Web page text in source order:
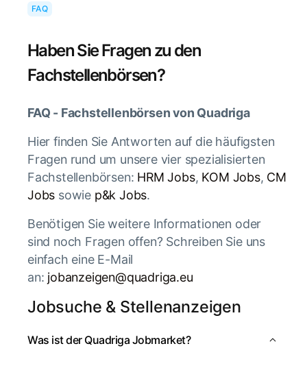
FAQ
Haben Sie Fragen zu den
Fachstellenbörsen?
FAQ - Fachstellenbörsen von Quadriga
Hier finden Sie Antworten auf die häufigsten
Fragen rund um unsere vier spezialisierten
Fachstellenbörsen: HRM Jobs, KOM Jobs, CM
Jobs sowie p&k Jobs.
Benötigen Sie weitere Informationen oder
sind noch Fragen offen? Schreiben Sie uns
einfach eine E-Mail
an: jobanzeigen@quadriga.eu
Jobsuche & Stellenanzeigen
Was ist der Quadriga Jobmarket?